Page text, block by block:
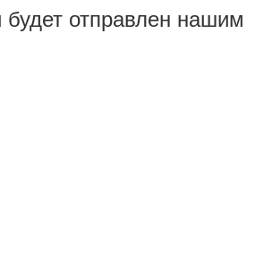
будет отправлен нашим